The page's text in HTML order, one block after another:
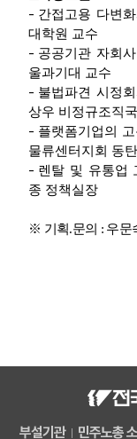
- 간접고용 다변
대학원 교수
- 공공기관 자회
울과기대 교수
- 불법파견 시정
상우 비정규조직
- 플랫폼기업의
물류센터지회 동
- 렌탈 및 유통업
종 정책실장
※ 기획.문의 : 우문
부설기관 민주노총